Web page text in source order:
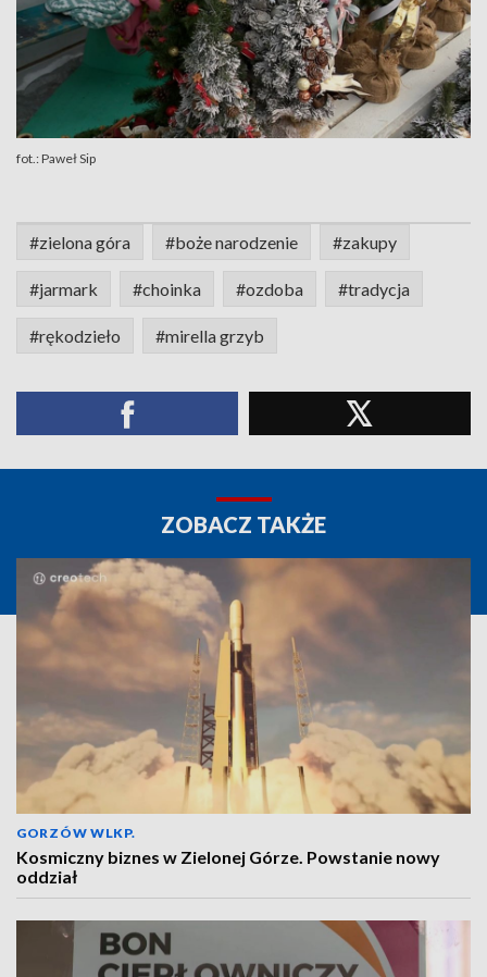
fot.: Paweł Sip
#zielona góra #boże narodzenie #zakupy
#jarmark #choinka #ozdoba #tradycja
#rękodzieło #mirella grzyb
ZOBACZ TAKŻE
GORZÓW WLKP.
Kosmiczny biznes w Zielonej Górze. Powstanie nowy
oddział